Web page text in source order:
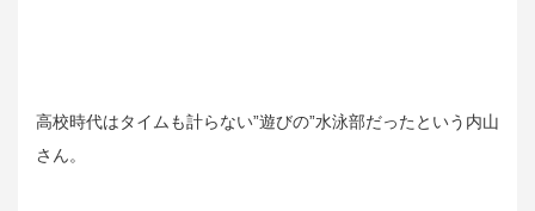
高校時代はタイムも計らない”遊びの”水泳部だったという内山
さん。